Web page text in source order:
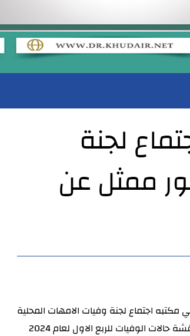
لجنة
ممثل عن
عام دائرة صحة الانبار الدكتور خضير خلف شلال اليوم الاحد 5 آيار 2024 في مكتبه اجتماع لجنة وفيات الامهات المحلية
في دائرة صحة الانبار بحضور ممثل عن وزارة الصحة الدكتورة ايناس الحمداني لمناقشة حالات الوفيات للربع الاول لعام 2024